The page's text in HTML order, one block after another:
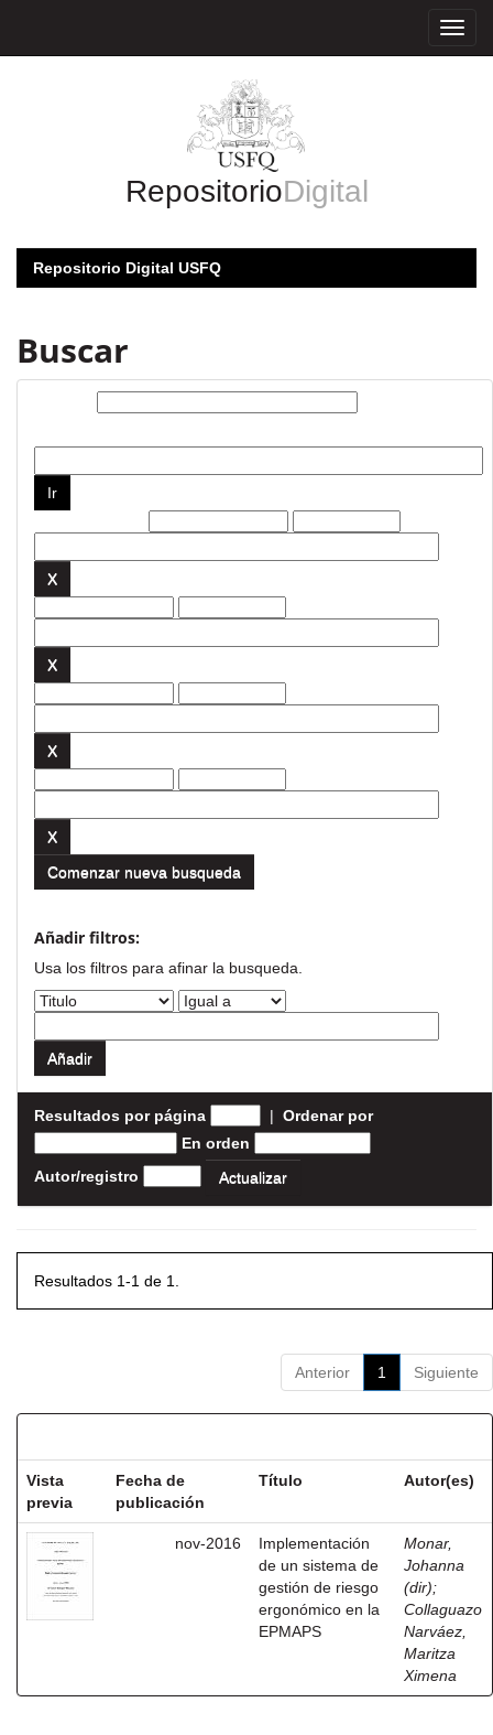
RepositorioDigital
Repositorio Digital USFQ
Buscar
Comenzar nueva busqueda
Añadir filtros:
Usa los filtros para afinar la busqueda.
Resultados por página | Ordenar por
En orden
Autor/registro
Resultados 1-1 de 1.
Anterior 1 Siguiente
Vista
previa
Fecha de
publicación
Título Autor(es)
nov-2016
Implementación
de un sistema de
gestión de riesgo
ergonómico en la
EPMAPS
Monar,
Johanna
(dir);
Collaguazo
Narváez,
Maritza
Ximena